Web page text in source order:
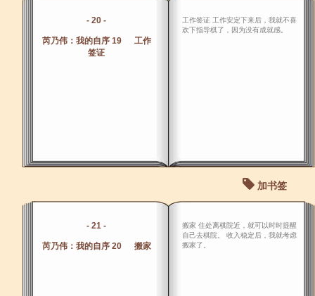
- 20 -
芮乃伟：我的自序 19 工作
签证
工作签证 工作安定下来后，我就不喜
欢下指导棋了，因为没有成就感。
加书签
- 21 -
芮乃伟：我的自序 20 搬家
搬家 住处离棋院近，就可以时时提醒
自己去棋院。 收入稳定后，我就考虑
搬家了。